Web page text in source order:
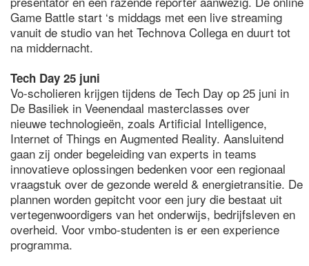
Game Battle start ‘s middags met een live streaming
vanuit de studio van het Technova Collega en duurt tot
na middernacht.
Tech Day 25 juni
Vo-scholieren krijgen tijdens de Tech Day op 25 juni in
De Basiliek in Veenendaal masterclasses over
nieuwe technologieën, zoals Artificial Intelligence,
Internet of Things en Augmented Reality. Aansluitend
gaan zij onder begeleiding van experts in teams
innovatieve oplossingen bedenken voor een regionaal
vraagstuk over de gezonde wereld & energietransitie. De
plannen worden gepitcht voor een jury die bestaat uit
vertegenwoordigers van het onderwijs, bedrijfsleven en
overheid. Voor vmbo-studenten is er een experience
programma.